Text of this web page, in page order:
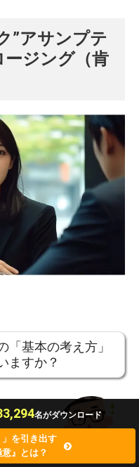
”アサンプテ
ージング（肯
「基本の考え方」
ますか？
名がダウンロード
を引き出す
』とは？